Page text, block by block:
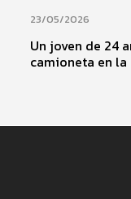
23/05/2026
Un joven de 24
camioneta en la